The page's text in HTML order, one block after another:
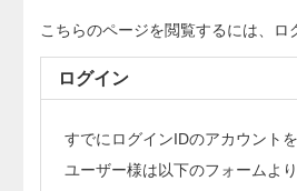
こちらのページを閲覧するには、ロ
ログイン
すでにログインIDのアカウント
ユーザー様は以下のフォームよ